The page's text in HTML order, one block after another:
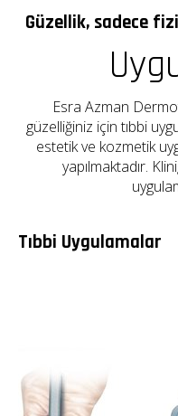
Güzellik, sadece
Esra Azman
güzelliğiniz için tıbbi
estetik ve kozmetik
yapılmaktadır.
Tıbbi Uygulamalar